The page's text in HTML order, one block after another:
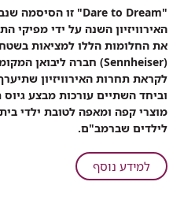
שיתוף
"דוז
פואה"
למען
בית
החולים
לילדים
ברמב"ם
"
Dare to Dream" זו הסיסמה
האירוויזיון השנה על ידי מפיקי
את החלומות הללו למציאות
(
Sennheiser) חברה ליבואן
לקראת תחרות האירוויזיון
וביחד השתיים עורכות מבצע
מוצרי קפה ומאפה לטובת ילדי
לילדים שברמב"ם.
למידע נוסףעל
"דוז